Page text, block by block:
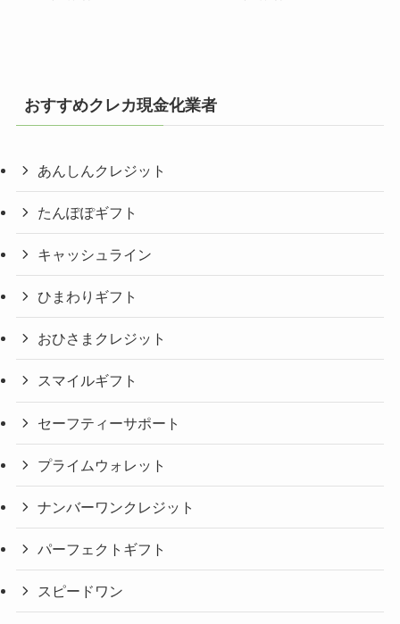
おすすめクレカ現金化業者
あんしんクレジット
たんぽぽギフト
キャッシュライン
ひまわりギフト
おひさまクレジット
スマイルギフト
セーフティーサポート
プライムウォレット
ナンバーワンクレジット
パーフェクトギフト
スピードワン